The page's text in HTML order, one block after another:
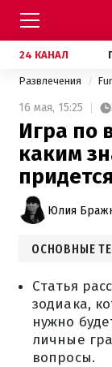
24 КАНАЛ
Развлечения
16 мая, 15:25
Игра по
каким
Юлия
ОСНОВНЫЕ
Статья
зодиака,
нужно
личные
вопросы.